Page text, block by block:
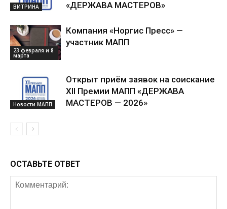
ВИТРИНА «ДЕРЖАВА МАСТЕРОВ»
23 февраля и 8
марта
Компания «Норгис Пресс» —
участник МАПП
Новости МАПП
Открыт приём заявок на соискание
XII Премии МАПП «ДЕРЖАВА
МАСТЕРОВ — 2026»
ОСТАВЬТЕ ОТВЕТ